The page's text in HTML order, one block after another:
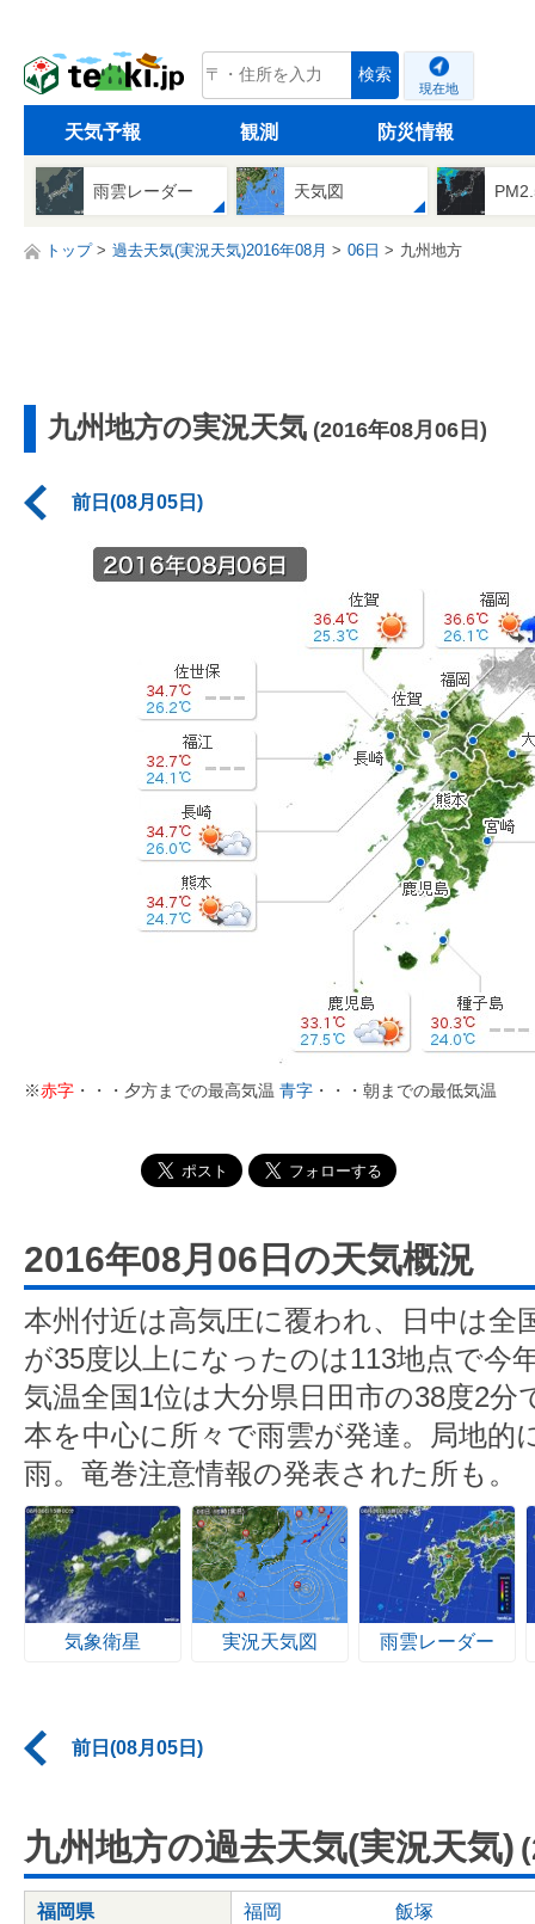
tenki.jp 検索
現在地
天気予報 観測 防災情報
雨雲レーダー 天気図
トップ 過去天気(実況天気)2016年08月 06日 九州地方
九州地方の実況天気 (2016年08月06日)
前日(08月05日)
※赤字 ・・・夕方までの最高気温 青字 ・・・朝までの最低気温
2016年08月06日の天気概況
本州付近は高気圧に覆われ、日中は全
が35度以上になったのは113地点で今
気温全国1位は大分県日田市の38度2分
本を中心に所々で雨雲が発達。局地的
雨。竜巻注意情報の発表された所も。
気象衛星 実況天気図 雨雲レーダー
前日(08月05日)
九州地方の過去天気(実況天気)
福岡県 福岡 飯塚